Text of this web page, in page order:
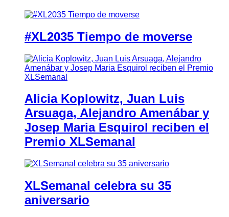
#XL2035 Tiempo de moverse
Alicia Koplowitz, Juan Luis
Arsuaga, Alejandro Amenábar y
Josep Maria Esquirol reciben el
Premio XLSemanal
XLSemanal celebra su 35
aniversario